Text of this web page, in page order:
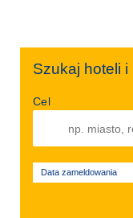
Szukaj hoteli i
Cel
Data zameldowania